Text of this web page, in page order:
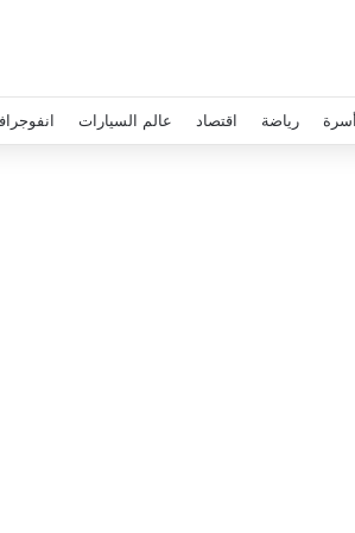
أسرة رياضة اقتصاد عالم السيارات